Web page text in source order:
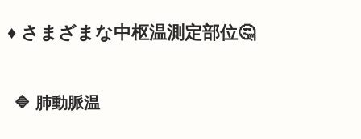
♦️ さまざまな中枢温測定部位🤔
🔷 肺動脈温